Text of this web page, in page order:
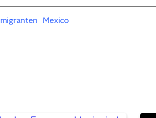
migranten Mexico